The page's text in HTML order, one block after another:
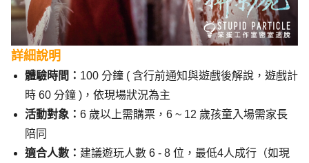
詳細說明
體驗時間： 100 分鐘 ( 含行前通知與遊戲後解說，遊戲計
時 60 分鐘 )，依現場狀況為主
活動對象： 6 歲以上需購票，6 ~ 12 歲孩童入場需家長
陪同
適合人數： 建議遊玩人數 6 - 8 位，最低4人成行（如現